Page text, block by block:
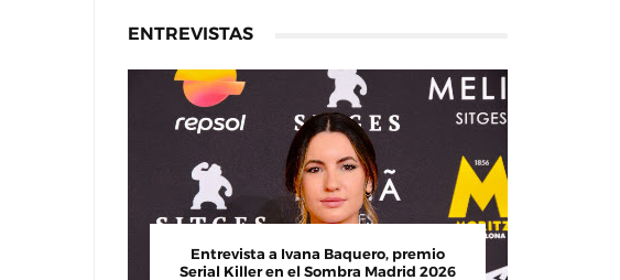
ENTREVISTAS
Entrevista a Ivana Baquero, premio
Serial Killer en el Sombra Madrid 2026